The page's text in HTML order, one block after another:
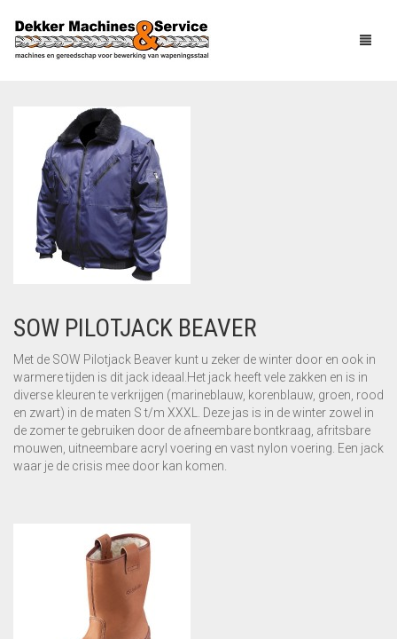
PRODUCTEN
VLECHTGEREEDSCHAP
BINDGEREEDSCHAP
HANDGEREEDSCHAP
ELEKTRISCH
HANDGEREEDSCHAP
KNIP- EN
BUIGMACHINE
DRAADROLVERWERKING
STAAFVERWERKING
DRAAD EN MATTEN
GEBRUIKT
OVER ONS
CONTACT
LINKS
Nieuwsbrief
SOW PILOTJACK BEAVER
Met de SOW Pilotjack Beaver kunt u zeker de winter door en ook in
warmere tijden is dit jack ideaal.Het jack heeft vele zakken en is in
diverse kleuren te verkrijgen (marineblauw, korenblauw, groen, rood
en zwart) in de maten S t/m XXXL. Deze jas is in de winter zowel in
de zomer te gebruiken door de afneembare bontkraag, afritsbare
mouwen, uitneembare acryl voering en vast nylon voering. Een jack
waar je de crisis mee door kan komen.